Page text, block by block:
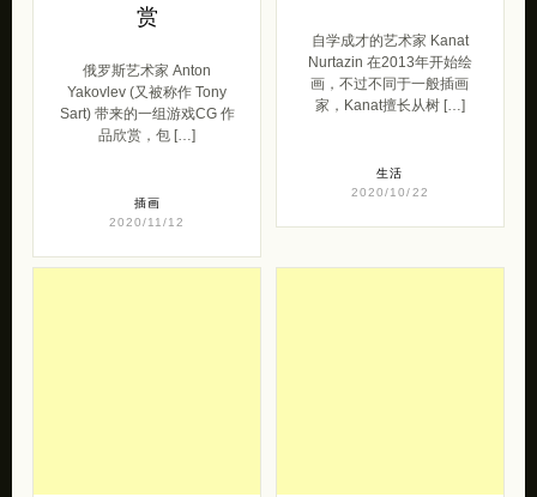
赏
俄罗斯艺术家 Anton
Yakovlev (又被称作 Tony
Sart) 带来的一组游戏CG 作
品欣赏，包 […]
插画
2020/11/12
自学成才的艺术家 Kanat
Nurtazin 在2013年开始绘
画，不过不同于一般插画
家，Kanat擅长从树 […]
生活
2020/10/22